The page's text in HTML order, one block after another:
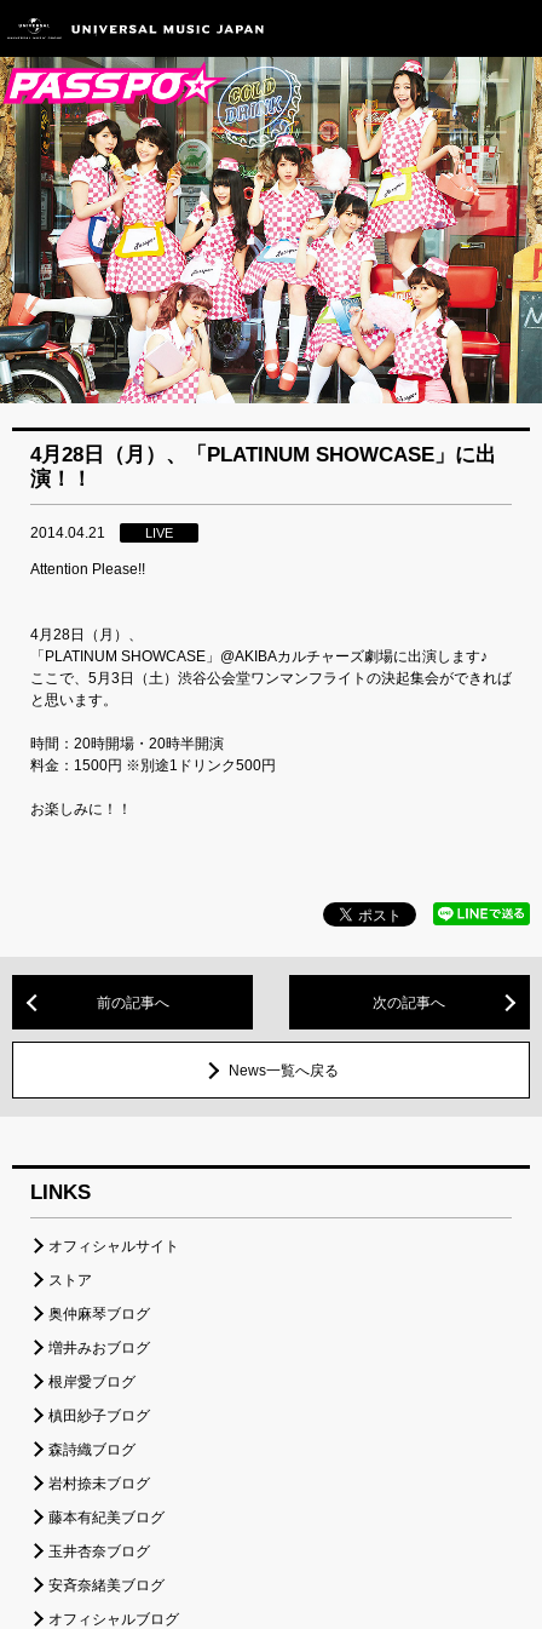
4月28日（月）、「PLATINUM SHOWCASE」に出
演！！
2014.04.21 LIVE
Attention Please!!
4月28日（月）、
「PLATINUM SHOWCASE」@AKIBAカルチャーズ劇場に出演します♪
ここで、5月3日（土）渋谷公会堂ワンマンフライトの決起集会ができれば
と思います。
時間：20時開場・20時半開演
料金：1500円 ※別途1ドリンク500円
お楽しみに！！
前の記事へ 次の記事へ
News一覧へ戻る
LINKS
オフィシャルサイト
ストア
奥仲麻琴ブログ
増井みおブログ
根岸愛ブログ
槙田紗子ブログ
森詩織ブログ
岩村捺未ブログ
藤本有紀美ブログ
玉井杏奈ブログ
安斉奈緒美ブログ
オフィシャルブログ